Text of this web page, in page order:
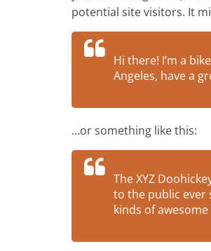
Sierra
potential site visitors. It
Hi there! I’m a
Angeles, have a
…or something like this:
The XYZ
to the public ever
kinds of